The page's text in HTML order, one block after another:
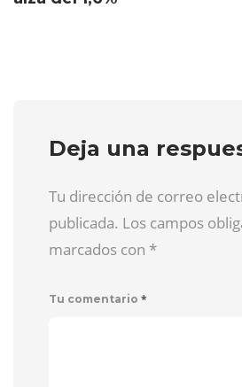
Deja una
Tu dirección de correo
publicada. Los campos
marcados con *
Tu comentario *